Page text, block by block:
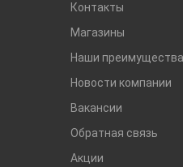
Контакты
Магазины
Наши преимущества
Новости компании
Вакансии
Обратная связь
Акции